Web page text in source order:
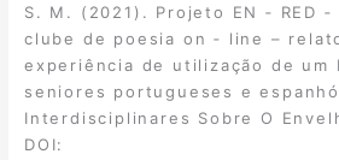
S. M. (2021). Projeto EN ‐ RED ‐
clube de poesia on ‐ line –
experiência de utilização de um
seniores portugueses e
Interdisciplinares Sobre O
DOI: